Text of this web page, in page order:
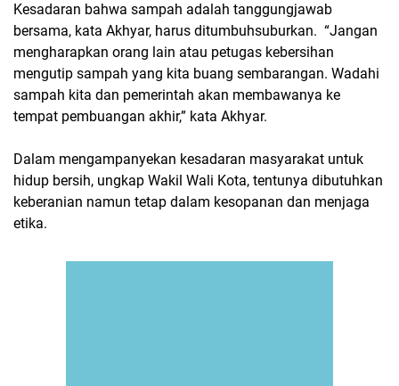
Kesadaran bahwa sampah adalah tanggungjawab
bersama, kata Akhyar, harus ditumbuhsuburkan. “Jangan
mengharapkan orang lain atau petugas kebersihan
mengutip sampah yang kita buang sembarangan. Wadahi
sampah kita dan pemerintah akan membawanya ke
tempat pembuangan akhir,” kata Akhyar.
Dalam mengampanyekan kesadaran masyarakat untuk
hidup bersih, ungkap Wakil Wali Kota, tentunya dibutuhkan
keberanian namun tetap dalam kesopanan dan menjaga
etika.